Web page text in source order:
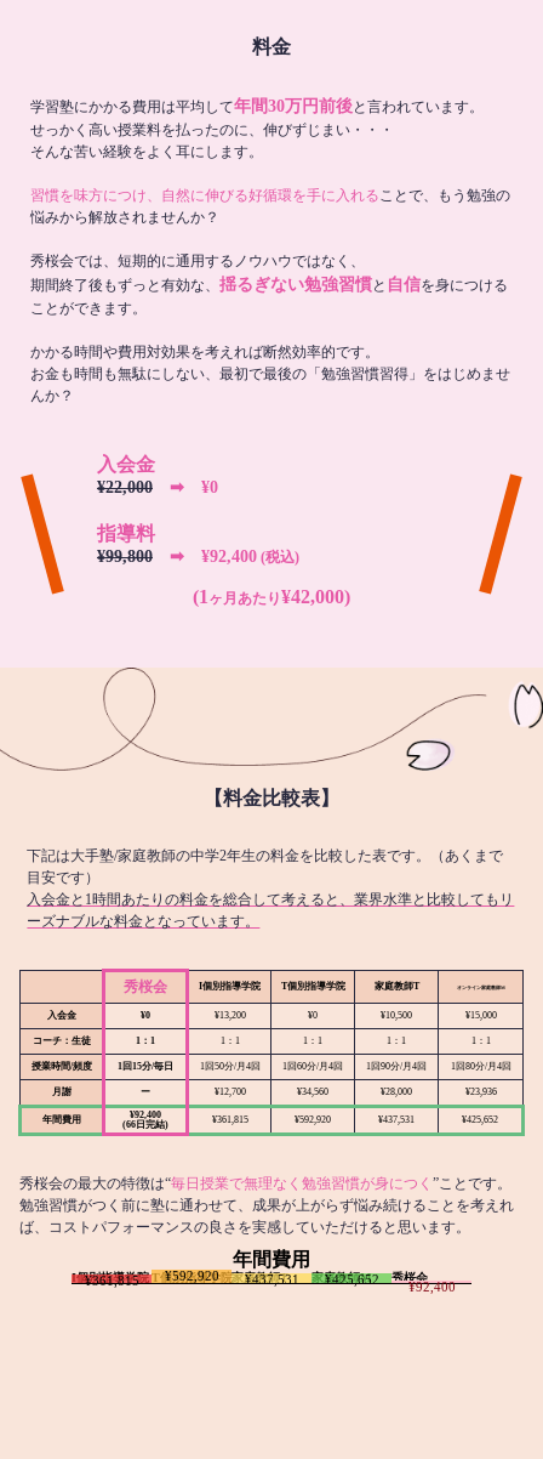
料金
学習塾にかかる費用は平均して年間30万円前後と言われています。
せっかく高い授業料を払ったのに、伸びずじまい・・・
そんな苦い経験をよく耳にします。
習慣を味方につけ、自然に伸びる好循環を手に入れる ことで、もう勉強の
悩みから解放されませんか？
秀桜会では、短期的に通用するノウハウではなく、
期間終了後もずっと有効な、 揺るぎない勉強習慣と 自信を身につける
ことができます。
かかる時間や費用対効果を考えれば断然効率的です。
お金も時間も無駄にしない、最初で最後の「勉強習慣習得」をはじめませ
んか？
入会金
¥22,000 ➡︎ ¥0
指導料
¥99,800 ➡︎ ¥92,400 (税込)
(1 ヶ月あたり¥42,000)
【料金比較表】
下記は大手塾/家庭教師の中学2年生の料金を比較した表です。（あくまで
目安です）
入会金と1時間あたりの料金を総合して考えると、業界水準と比較してもリ
ーズナブルな料金となっています。
秀桜会 I個別指導学院 T個別指導学院 家庭教師T オンライン家庭教師M
入会金 ¥0 ¥13,200 ¥0 ¥10,500 ¥15,000
コーチ：生徒 1：1 1：1 1：1 1：1 1：1
授業時間/頻度 1回15分/毎日 1回50分/月4回 1回60分/月4回 1回90分/月4回 1回80分/月4回
月謝 ー ¥12,700 ¥34,560 ¥28,000 ¥23,936
年間費用
¥92,400
(66日完結)
¥361,815 ¥592,920 ¥437,531 ¥425,652
秀桜会の最大の特徴は“毎日授業で無理なく勉強習慣が身につく ”ことです。
勉強習慣がつく前に塾に通わせて、成果が上がらず悩み続けることを考えれ
ば、コストパフォーマンスの良さを実感していただけると思います。
年間費用
I個別指導学院
¥361,815 T個別指導学院
¥592,920 家庭教師T
¥437,531 家庭教師M
¥425,652 秀桜会
¥92,400